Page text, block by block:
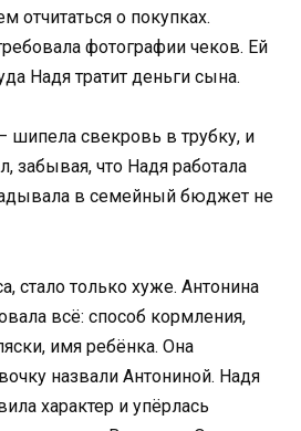
отчитаться о покупках.
фотографии чеков. Ей
Надя тратит деньги сына.
шипела свекровь в трубку, и
забывая, что Надя работала
в семейный бюджет не
стало только хуже. Антонина
всё: способ кормления,
имя ребёнка. Она
назвали Антониной. Надя
характер и упёрлась